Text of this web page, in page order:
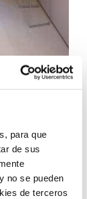
para que
de sus
no se pueden
de terceros
apirilean
urrun dauden
edizioan,